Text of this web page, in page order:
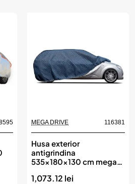
MEGA DRIVE 116381
Husa exterior
antigrindina
535x180x130 cm mega
1,073.12 lei